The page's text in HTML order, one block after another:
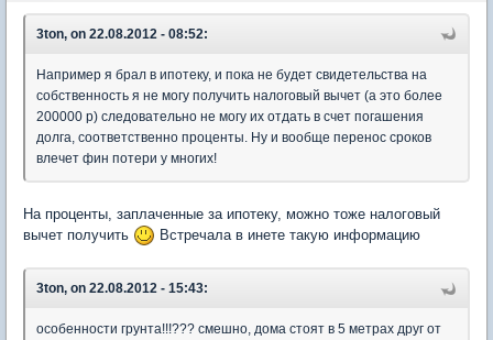
3ton, on 22.08.2012 - 08:52:
Например я брал в ипотеку, и пока не будет свидетельства на
собственность я не могу получить налоговый вычет (а это более
200000 р) следовательно не могу их отдать в счет погашения
долга, соответственно проценты. Ну и вообще перенос сроков
влечет фин потери у многих!
На проценты, заплаченные за ипотеку, можно тоже налоговый
вычет получить
Встречала в инете такую информацию
3ton, on 22.08.2012 - 15:43:
особенности грунта!!!??? смешно, дома стоят в 5 метрах друг от